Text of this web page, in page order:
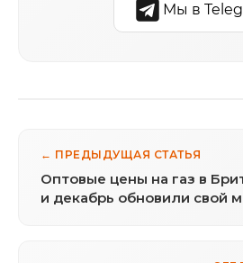
Мы в
← ПРЕДЫДУЩАЯ СТАТЬЯ
Оптовые цены на газ в
и декабрь обновили свой